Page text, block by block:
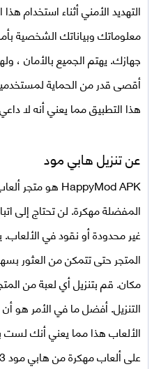
التهديد الأمني أثناء استخدام
معلوماتك وبياناتك الشخصية
جهازك. يهتم الجميع بالأمان ،
أقصى قدر من الحماية
هذا التطبيق مما يعني أنه لا
عن تنزيل هابي مود
HappyMod APKهو متجر
المفضلة مهكرة. لن تحتاج إلى
غير محدودة أو نقود في
المتجر حتى تتمكن من العثور
مكان. قم بتنزيل أي لعبة من
التنزيل. أفضل ما في الأمر هو
الألعاب هذا مما يعني أنك
على ألعاب مهكرة منهابي مود 2023